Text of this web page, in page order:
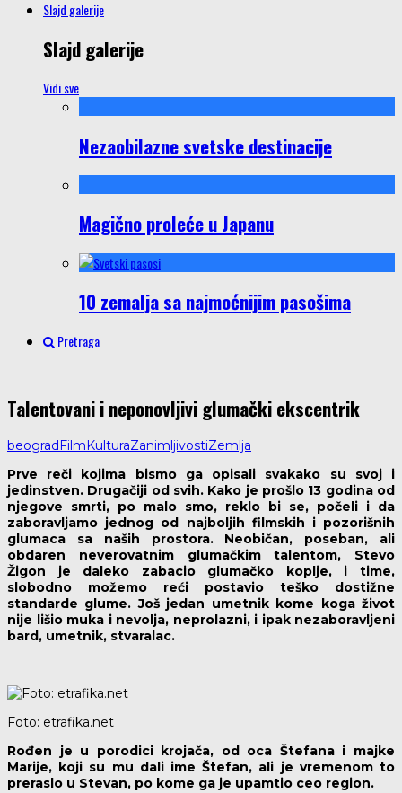
Slajd galerije
Slajd galerije
Vidi sve
Nezaobilazne svetske destinacije
Magično proleće u Japanu
10 zemalja sa najmoćnijim pasošima
Pretraga
Talentovani i neponovljivi glumački ekscentrik
beograd Film KulturaZanimljivostiZemlja
Prve reči kojima bismo ga opisali svakako su svoj i
jedinstven. Drugačiji od svih. Kako je prošlo 13 godina od
njegove smrti, po malo smo, reklo bi se, počeli i da
zaboravljamo jednog od najboljih filmskih i pozorišnih
glumaca sa naših prostora. Neobičan, poseban, ali
obdaren neverovatnim glumačkim talentom, Stevo
Žigon je daleko zabacio glumačko koplje, i time,
slobodno možemo reći postavio teško dostižne
standarde glume. Još jedan umetnik kome koga život
nije lišio muka i nevolja, neprolazni, i ipak nezaboravljeni
bard, umetnik, stvaralac.
Foto: etrafika.net
Rođen je u porodici krojača, od oca Štefana i majke
Marije, koji su mu dali ime Štefan, ali je vremenom to
preraslo u Stevan, po kome ga je upamtio ceo region.